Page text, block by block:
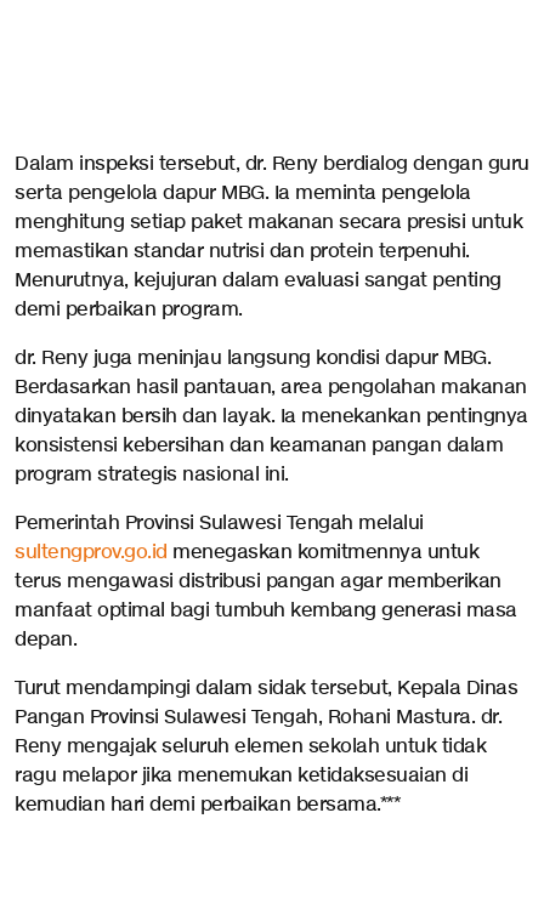
Dalam inspeksi tersebut, dr. Reny berdialog dengan guru
serta pengelola dapur MBG. Ia meminta pengelola
menghitung setiap paket makanan secara presisi untuk
memastikan standar nutrisi dan protein terpenuhi.
Menurutnya, kejujuran dalam evaluasi sangat penting
demi perbaikan program.
dr. Reny juga meninjau langsung kondisi dapur MBG.
Berdasarkan hasil pantauan, area pengolahan makanan
dinyatakan bersih dan layak. Ia menekankan pentingnya
konsistensi kebersihan dan keamanan pangan dalam
program strategis nasional ini.
Pemerintah Provinsi Sulawesi Tengah melalui
sultengprov.go.id menegaskan komitmennya untuk
terus mengawasi distribusi pangan agar memberikan
manfaat optimal bagi tumbuh kembang generasi masa
depan.
Turut mendampingi dalam sidak tersebut, Kepala Dinas
Pangan Provinsi Sulawesi Tengah, Rohani Mastura. dr.
Reny mengajak seluruh elemen sekolah untuk tidak
ragu melapor jika menemukan ketidaksesuaian di
kemudian hari demi perbaikan bersama.***